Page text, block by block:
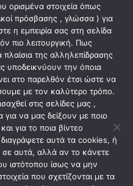
Block
ορισμένα στοιχεία όπως
πρόσβασης , γλώσσα ) για
η εμπειρία σας στη σελίδα
πιο λειτουργική. Πως
της αλληλεπίδρασης
υποδεικνύουν την όποια
στο παρελθόν έτσι ώστε να
με τον καλύτερο τρόπο.
στις σελίδες μας ,
για να μας δείξουν με ποιο
για το ποια βίντεο
αυτά τα cookies, ή
αυτά, αλλά αν το κάνετε
ιστότοπου ίσως να μην
που σχετίζονται με τα